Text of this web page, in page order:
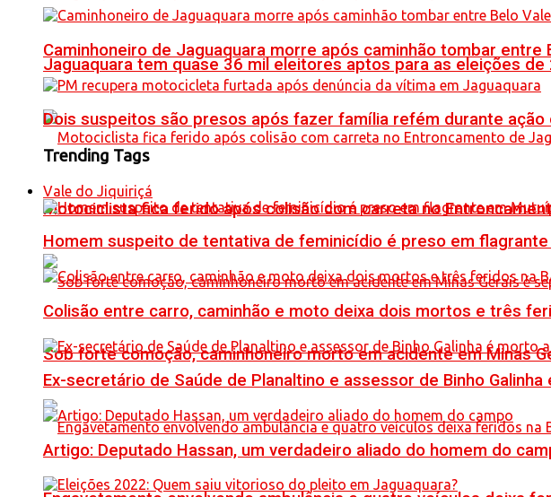
Jaguaquara tem quase 36 mil eleitores aptos para as eleições de
Motociclista fica ferido após colisão com carreta no
Sob forte comoção, caminhoneiro morto em acidente em Minas
Caminhoneiro de Jaguaquara morre após caminhão tombar entre
Dois suspeitos são presos após fazer família refém durante ação
Trending Tags
Vale do Jiquiriçá
Homem suspeito de tentativa de feminicídio é preso em
Colisão entre carro, caminhão e moto deixa dois mortos e três
Ex-secretário de Saúde de Planaltino e assessor de Binho
Artigo: Deputado Hassan, um verdadeiro aliado do homem do